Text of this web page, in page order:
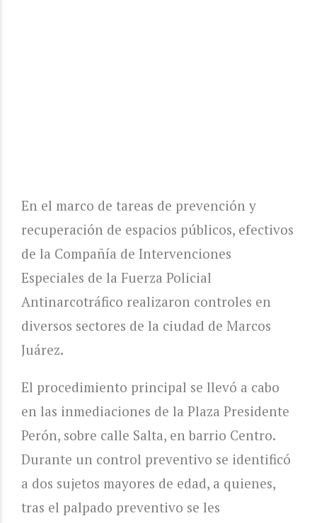
En el marco de tareas de prevención y
recuperación de espacios públicos, efectivos
de la Compañía de Intervenciones
Especiales de la Fuerza Policial
Antinarcotráfico realizaron controles en
diversos sectores de la ciudad de Marcos
Juárez.
El procedimiento principal se llevó a cabo
en las inmediaciones de la Plaza Presidente
Perón, sobre calle Salta, en barrio Centro.
Durante un control preventivo se identificó
a dos sujetos mayores de edad, a quienes,
tras el palpado preventivo se les